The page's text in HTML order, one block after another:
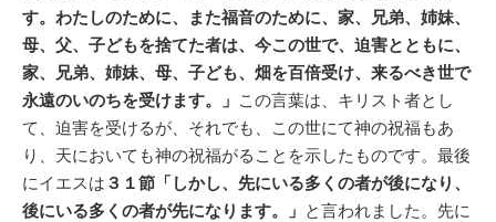
す。わたしのために、また福音のために、家、兄弟、姉妹、
母、父、子どもを捨てた者は、今この世で、迫害とともに、
家、兄弟、姉妹、母、子ども、畑を百倍受け、来るべき世で
永遠のいのちを受けます。」 この言葉は、キリスト者とし
て、迫害を受けるが、それでも、この世にて神の祝福もあ
り、天においても神の祝福がることを示したものです。最後
にイエスは ３１節「しかし、先にいる多くの者が後になり、
後にいる多くの者が先になります。」 と言われました。先に